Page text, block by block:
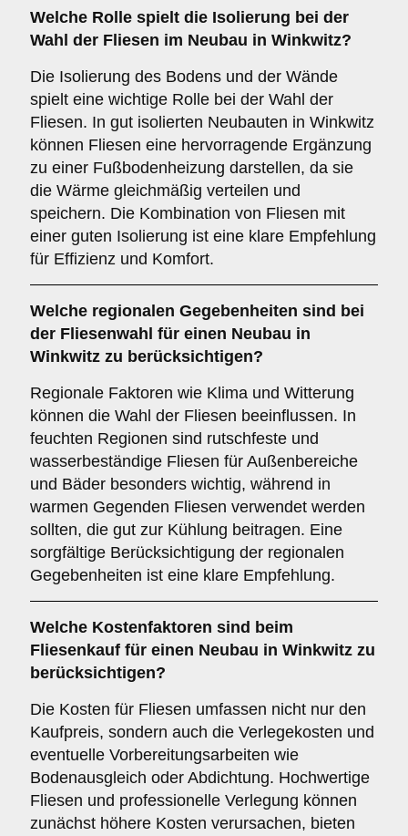
Welche Rolle spielt die Isolierung bei der
Wahl der Fliesen im Neubau in Winkwitz?
Die Isolierung des Bodens und der Wände
spielt eine wichtige Rolle bei der Wahl der
Fliesen. In gut isolierten Neubauten in Winkwitz
können Fliesen eine hervorragende Ergänzung
zu einer Fußbodenheizung darstellen, da sie
die Wärme gleichmäßig verteilen und
speichern. Die Kombination von Fliesen mit
einer guten Isolierung ist eine klare Empfehlung
für Effizienz und Komfort.
Welche regionalen Gegebenheiten sind bei
der Fliesenwahl für einen Neubau in
Winkwitz zu berücksichtigen?
Regionale Faktoren wie Klima und Witterung
können die Wahl der Fliesen beeinflussen. In
feuchten Regionen sind rutschfeste und
wasserbeständige Fliesen für Außenbereiche
und Bäder besonders wichtig, während in
warmen Gegenden Fliesen verwendet werden
sollten, die gut zur Kühlung beitragen. Eine
sorgfältige Berücksichtigung der regionalen
Gegebenheiten ist eine klare Empfehlung.
Welche Kostenfaktoren sind beim
Fliesenkauf für einen Neubau in Winkwitz zu
berücksichtigen?
Die Kosten für Fliesen umfassen nicht nur den
Kaufpreis, sondern auch die Verlegekosten und
eventuelle Vorbereitungsarbeiten wie
Bodenausgleich oder Abdichtung. Hochwertige
Fliesen und professionelle Verlegung können
zunächst höhere Kosten verursachen, bieten